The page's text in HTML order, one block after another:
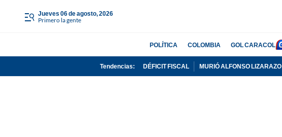
jueves 06 de agosto, 2026
Primero la gente
POLÍTICA COLOMBIA GOL CARACOL
Tendencias: DÉFICIT FISCAL MURIÓ ALFONSO LIZARAZO